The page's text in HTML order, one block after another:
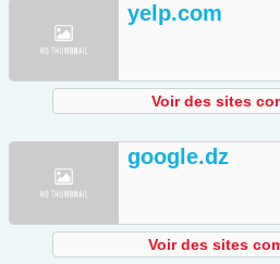
yelp.com
Voir des sites
google.dz
Voir des sites